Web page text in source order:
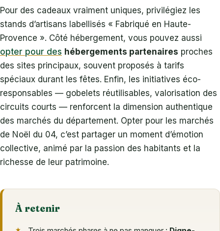
Pour des cadeaux vraiment uniques, privilégiez les
stands d’artisans labellisés « Fabriqué en Haute-
Provence ». Côté hébergement, vous pouvez aussi
opter pour des hébergements partenaires proches
des sites principaux, souvent proposés à tarifs
spéciaux durant les fêtes. Enfin, les initiatives éco-
responsables — gobelets réutilisables, valorisation des
circuits courts — renforcent la dimension authentique
des marchés du département. Opter pour les marchés
de Noël du 04, c’est partager un moment d’émotion
collective, animé par la passion des habitants et la
richesse de leur patrimoine.
À retenir